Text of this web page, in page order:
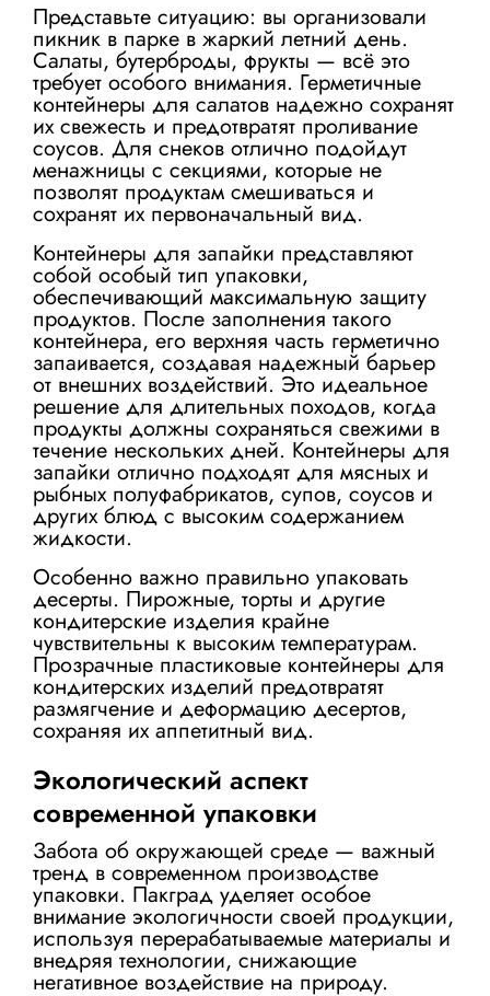
Представьте ситуацию: вы организовали
пикник в парке в жаркий летний день.
Салаты, бутерброды, фрукты — всё это
требует особого внимания. Герметичные
контейнеры для салатов надежно сохранят
их свежесть и предотвратят проливание
соусов. Для снеков отлично подойдут
менажницы с секциями, которые не
позволят продуктам смешиваться и
сохранят их первоначальный вид.
Контейнеры для запайки представляют
собой особый тип упаковки,
обеспечивающий максимальную защиту
продуктов. После заполнения такого
контейнера, его верхняя часть герметично
запаивается, создавая надежный барьер
от внешних воздействий. Это идеальное
решение для длительных походов, когда
продукты должны сохраняться свежими в
течение нескольких дней. Контейнеры для
запайки отлично подходят для мясных и
рыбных полуфабрикатов, супов, соусов и
других блюд с высоким содержанием
жидкости.
Особенно важно правильно упаковать
десерты. Пирожные, торты и другие
кондитерские изделия крайне
чувствительны к высоким температурам.
Прозрачные пластиковые контейнеры для
кондитерских изделий предотвратят
размягчение и деформацию десертов,
сохраняя их аппетитный вид.
Экологический аспект
современной упаковки
Забота об окружающей среде — важный
тренд в современном производстве
упаковки. Пакград уделяет особое
внимание экологичности своей продукции,
используя перерабатываемые материалы и
внедряя технологии, снижающие
негативное воздействие на природу.